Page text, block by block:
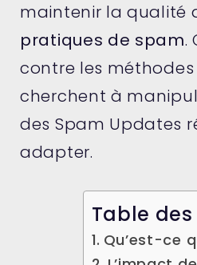
maintenir la qualité
pratiques de spam.
contre les
cherchent à
des Spam Updates
adapter.
Table
Qu’est-ce